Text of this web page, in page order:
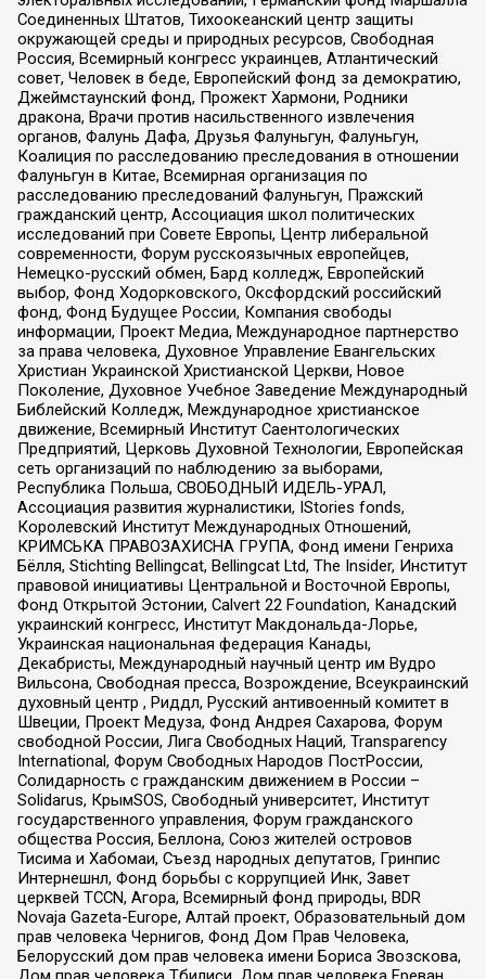
Соединенных Штатов, Тихоокеанский центр защиты
окружающей среды и природных ресурсов, Свободная
Россия, Всемирный конгресс украинцев, Атлантический
совет, Человек в беде, Европейский фонд за демократию,
Джеймстаунский фонд, Прожект Хармони, Родники
дракона, Врачи против насильственного извлечения
органов, Фалунь Дафа, Друзья Фалуньгун, Фалуньгун,
Коалиция по расследованию преследования в отношении
Фалуньгун в Китае, Всемирная организация по
расследованию преследований Фалуньгун, Пражский
гражданский центр, Ассоциация школ политических
исследований при Совете Европы, Центр либеральной
современности, Форум русскоязычных европейцев,
Немецко-русский обмен, Бард колледж, Европейский
выбор, Фонд Ходорковского, Оксфордский российский
фонд, Фонд Будущее России, Компания свободы
информации, Проект Медиа, Международное партнерство
за права человека, Духовное Управление Евангельских
Христиан Украинской Христианской Церкви, Новое
Поколение, Духовное Учебное Заведение Международный
Библейский Колледж, Международное христианское
движение, Всемирный Институт Саентологических
Предприятий, Церковь Духовной Технологии, Европейская
сеть организаций по наблюдению за выборами,
Республика Польша, СВОБОДНЫЙ ИДЕЛЬ-УРАЛ,
Ассоциация развития журналистики, IStories fonds,
Королевский Институт Международных Отношений,
КРИМСЬКА ПРАВОЗАХИСНА ГРУПА, Фонд имени Генриха
Бёлля, Stichting Bellingcat, Bellingcat Ltd, The Insider, Институт
правовой инициативы Центральной и Восточной Европы,
Фонд Открытой Эстонии, Calvert 22 Foundation, Канадский
украинский конгресс, Институт Макдональда-Лорье,
Украинская национальная федерация Канады,
Декабристы, Международный научный центр им Вудро
Вильсона, Свободная пресса, Возрождение, Всеукраинский
духовный центр , Риддл, Русский антивоенный комитет в
Швеции, Проект Медуза, Фонд Андрея Сахарова, Форум
свободной России, Лига Свободных Наций, Transparеncy
International, Форум Свободных Народов ПостРоссии,
Солидарность с гражданским движением в России –
Solidarus, КрымSOS, Свободный университет, Институт
государственного управления, Форум гражданского
общества Россия, Беллона, Союз жителей островов
Тисима и Хабомаи, Съезд народных депутатов, Гринпис
Интернешнл, Фонд борьбы с коррупцией Инк, Завет
церквей TCCN, Агора, Всемирный фонд природы, BDR
Novaja Gazeta-Europe, Алтай проект, Образовательный дом
прав человека Чернигов, Фонд Дом Прав Человека,
Белорусский дом прав человека имени Бориса Звозскова,